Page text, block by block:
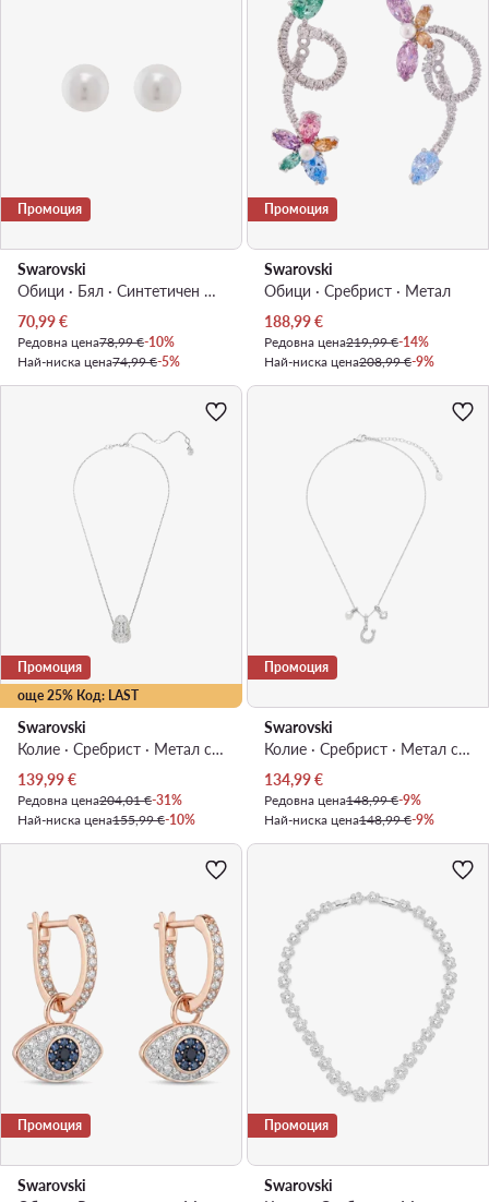
Промоция
Swarovski
Обици · Бял · Cинтетичен материал, Метал с родиево покритие
Актуална цена
70,99€
Редовна цена78,99 €-10%
Най-ниска цена74,99 €-5%
Промоция
Swarovski
Обици · Сребрист · Mетал
Актуална цена
188,99€
Редовна цена219,99 €-14%
Най-ниска цена208,99 €-9%
още 25% Код: LAST
Промоция
Swarovski
Колие · Сребрист · Метал с родиево покритие
Актуална цена
139,99€
Редовна цена204,01 €-31%
Най-ниска цена155,99 €-10%
Промоция
Swarovski
Колие · Сребрист · Метал с родиево покритие
Актуална цена
134,99€
Редовна цена148,99 €-9%
Най-ниска цена148,99 €-9%
Промоция
Swarovski
Промоция
Swarovski